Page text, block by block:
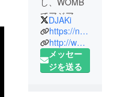
でアジア最
大のドラム
ンベース
パーティ
「06S」のレ
DJAKi
https://note.com/djaki/
http://www.djaki.jp/
メッセー
ジを送る